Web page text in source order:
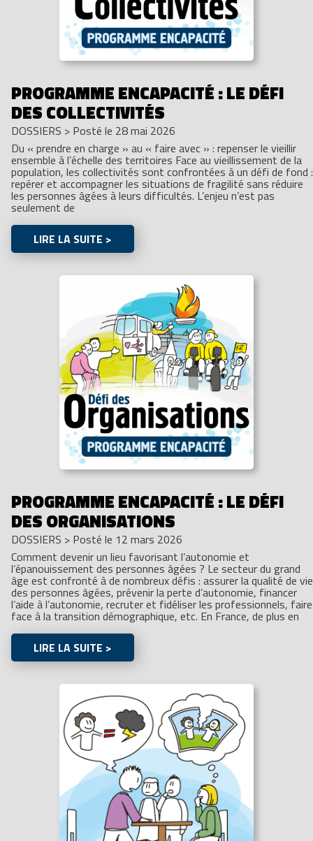
PROGRAMME ENCAPACITÉ : LE DÉFI
DES COLLECTIVITÉS
DOSSIERS > Posté le 28 mai 2026
Du « prendre en charge » au « faire avec » : repenser le vieillir
ensemble à l’échelle des territoires Face au vieillissement de la
population, les collectivités sont confrontées à un défi de fond :
repérer et accompagner les situations de fragilité sans réduire
les personnes âgées à leurs difficultés. L’enjeu n’est pas
seulement de
LIRE LA SUITE >
PROGRAMME ENCAPACITÉ : LE DÉFI
DES ORGANISATIONS
DOSSIERS > Posté le 12 mars 2026
Comment devenir un lieu favorisant l’autonomie et
l’épanouissement des personnes âgées ? Le secteur du grand
âge est confronté à de nombreux défis : assurer la qualité de vie
des personnes âgées, prévenir la perte d’autonomie, financer
l’aide à l’autonomie, recruter et fidéliser les professionnels, faire
face à la transition démographique, etc. En France, de plus en
LIRE LA SUITE >